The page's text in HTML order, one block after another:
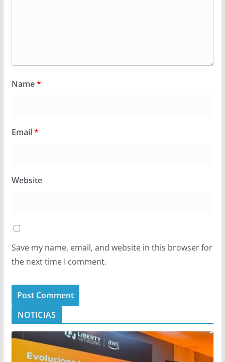
Name*
Email*
Website
Save my name, email, and website in this browser for
the next time I comment.
NOTICIAS